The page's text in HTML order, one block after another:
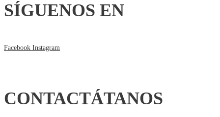
SÍGUENOS EN
Facebook Instagram
CONTACTÁTANOS